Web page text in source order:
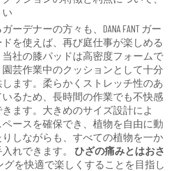
い
ーデナーの方々も、DANA FANT ガー
を使えば、再び庭仕事が楽しめる
社の膝パッドは高密度フォームで
芸作業中のクッションとして十分
ます。柔らかくストレッチ性のあ
るため、長時間の作業でも不快感
ます。大きめのサイズ設計によ
ースを確保でき、植物を自由に動
しながらも、すべての植物を一か
れできます。 ひざの痛みとはおさ
グを快適で楽しくすることを目指し